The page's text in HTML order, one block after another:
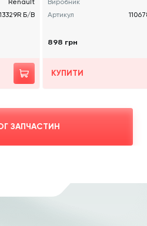
Renault
Б/В
Виробник
Артикул
898 грн
КУПИТИ
ЗАПЧАСТИН